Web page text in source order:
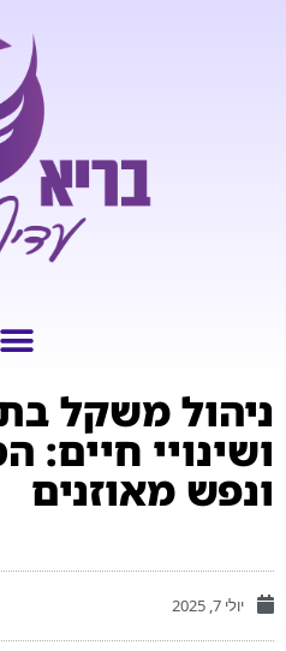
ניהול משקל
ושינויי חיים:
ונפש מאוזנים
יולי 7, 2025